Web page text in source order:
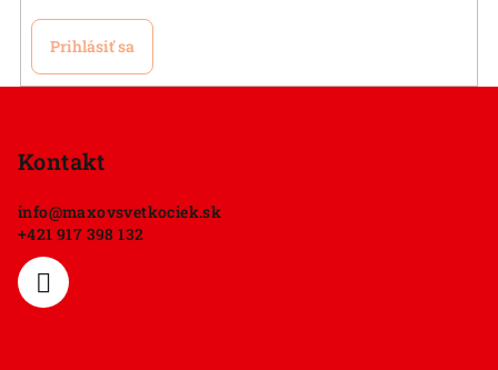
Prihlásiť sa
Kontakt
info@maxovsvetkociek.sk
+421 917 398 132